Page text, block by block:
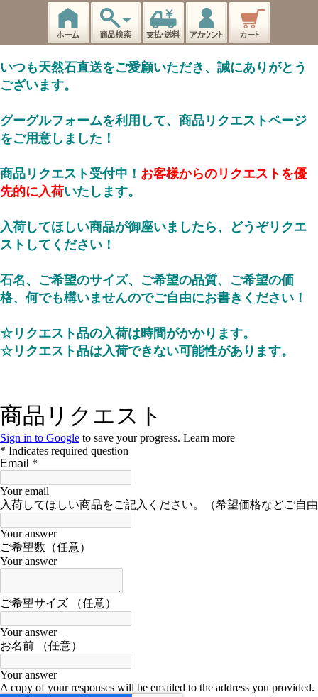
いつも天然石直送をご愛顧いただき、誠にありがとう
ございます。
グーグルフォームを利用して、商品リクエストページ
をご用意しました！
商品リクエスト受付中！ お客様からのリクエストを優
先的に入荷いたします。
入荷してほしい商品が御座いましたら、どうぞリクエ
ストしてください！
石名、ご希望のサイズ、ご希望の品質、ご希望の価
格、何でも構いませんのでご自由にお書きください！
☆リクエスト品の入荷は時間がかかります。
☆リクエスト品は入荷できない可能性があります。